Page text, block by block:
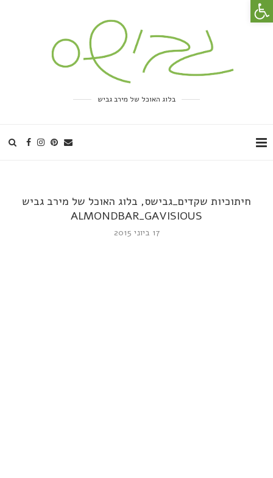
בלוג האוכל של מירב גביש
חיתוכיות שקדים_גבישס, בלוג האוכל של מירב גביש
ALMONDBAR_GAVISIOUS
17 ביוני 2015